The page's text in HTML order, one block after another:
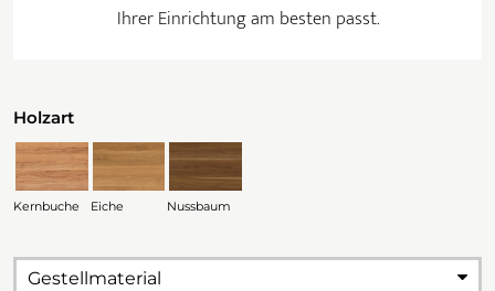
Ihrer Einrichtung am besten passt.
Holzart
Kernbuche Eiche Nussbaum
Gestellmaterial